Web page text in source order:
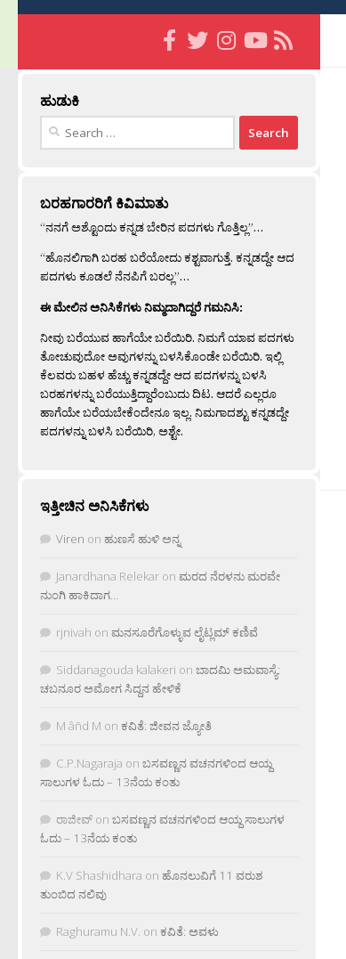
ಹುಡುಕಿ
Search
ಬರಹಗಾರರಿಗೆ ಕಿವಿಮಾತು
“ನನಗೆ ಅಶ್ಟೊಂದು ಕನ್ನಡ ಬೇರಿನ ಪದಗಳು ಗೊತ್ತಿಲ್ಲ”…
“ಹೊನಲಿಗಾಗಿ ಬರಹ ಬರೆಯೋದು ಕಶ್ಟವಾಗುತ್ತೆ. ಕನ್ನಡದ್ದೇ ಆದ
ಪದಗಳು ಕೂಡಲೆ ನೆನಪಿಗೆ ಬರಲ್ಲ”…
ಈ ಮೇಲಿನ ಅನಿಸಿಕೆಗಳು ನಿಮ್ಮದಾಗಿದ್ದರೆ ಗಮನಿಸಿ:
ನೀವು ಬರೆಯುವ ಹಾಗೆಯೇ ಬರೆಯಿರಿ. ನಿಮಗೆ ಯಾವ ಪದಗಳು
ತೋಚುವುದೋ ಅವುಗಳನ್ನು ಬಳಸಿಕೊಂಡೇ ಬರೆಯಿರಿ. ಇಲ್ಲಿ
ಕೆಲವರು ಬಹಳ ಹೆಚ್ಚು ಕನ್ನಡದ್ದೇ ಆದ ಪದಗಳನ್ನು ಬಳಸಿ
ಬರಹಗಳನ್ನು ಬರೆಯುತ್ತಿದ್ದಾರೆಂಬುದು ದಿಟ. ಆದರೆ ಎಲ್ಲರೂ
ಹಾಗೆಯೇ ಬರೆಯಬೇಕೆಂದೇನೂ ಇಲ್ಲ. ನಿಮಗಾದಶ್ಟು ಕನ್ನಡದ್ದೇ
ಪದಗಳನ್ನು ಬಳಸಿ ಬರೆಯಿರಿ, ಅಶ್ಟೇ.
ಇತ್ತೀಚಿನ ಅನಿಸಿಕೆಗಳು
Viren on ಹುಣಸೆ ಹುಳಿ ಅನ್ನ
Janardhana Relekar on ಮರದ ನೆರಳನು ಮರವೇ
ನುಂಗಿ ಹಾಕಿದಾಗ…
rjnivah on ಮನಸೂರೆಗೊಳ್ಳುವ ಲೈಟ್ಲಮ್ ಕಣಿವೆ
Siddanagouda kalakeri on ಬಾದಮಿ ಅಮವಾಸ್ಯೆ:
ಚಬನೂರ ಅಮೋಗ ಸಿದ್ದನ ಹೇಳಿಕೆ
M âñd M on ಕವಿತೆ: ಜೀವನ ಜ್ಯೋತಿ
C.P.Nagaraja on ಬಸವಣ್ಣನ ವಚನಗಳಿಂದ ಆಯ್ದ
ಸಾಲುಗಳ ಓದು – 13ನೆಯ ಕಂತು
ರಾಜೀವ್ on ಬಸವಣ್ಣನ ವಚನಗಳಿಂದ ಆಯ್ದ ಸಾಲುಗಳ
ಓದು – 13ನೆಯ ಕಂತು
K.V Shashidhara on ಹೊನಲುವಿಗೆ 11 ವರುಶ
ತುಂಬಿದ ನಲಿವು
Raghuramu N.V. on ಕವಿತೆ: ಅವಳು